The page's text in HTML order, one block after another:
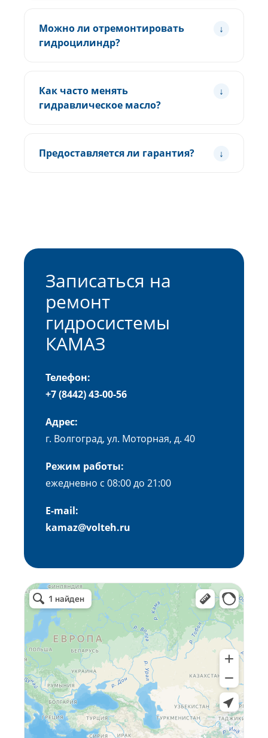
Можно ли отремонтировать
гидроцилиндр?
Как часто менять
гидравлическое масло?
Предоставляется ли гарантия?
Записаться на
ремонт
гидросистемы
КАМАЗ
Телефон:
+7 (8442) 43-00-56
Адрес:
г. Волгоград, ул. Моторная, д. 40
Режим работы:
ежедневно с 08:00 до 21:00
E-mail:
kamaz@volteh.ru